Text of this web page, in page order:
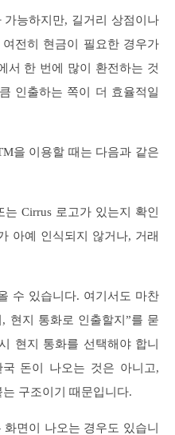
능하지만, 길거리 상점이나
전히 현금이 필요한 경우가
서 한 번에 많이 환전하는 것
인출하는 쪽이 더 효율적일
을 이용할 때는 다음과 같은
Cirrus 로고가 있는지 확인
아예 인식되지 않거나, 거래
수 있습니다. 여기서도 마찬
현지 통화로 인출할지”를 묻
현지 통화를 선택해야 합니
돈이 나오는 것은 아니고,
구조이기 때문입니다.
면이 나오는 경우도 있습니